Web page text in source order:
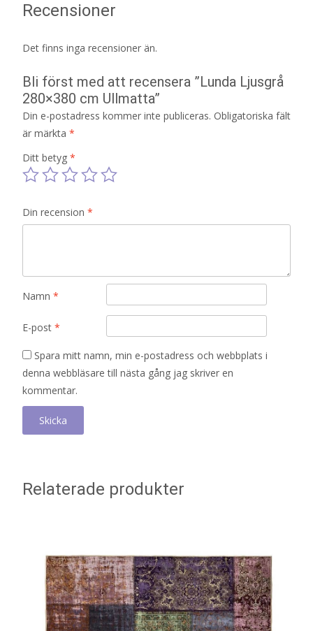
Recensioner
Det finns inga recensioner än.
Bli först med att recensera ”Lunda Ljusgrå
280×380 cm Ullmatta”
Din e-postadress kommer inte publiceras. Obligatoriska fält
är märkta *
Ditt betyg *
Din recension *
Namn *
E-post *
Spara mitt namn, min e-postadress och webbplats i
denna webbläsare till nästa gång jag skriver en
kommentar.
Relaterade produkter